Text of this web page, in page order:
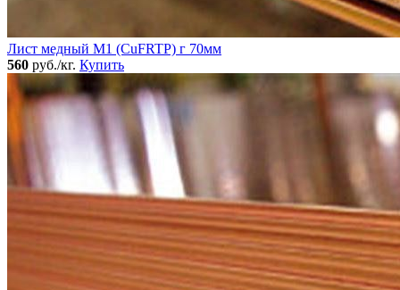
Лист медный М1 (CuFRTP) г 70мм
560 руб./кг. Купить